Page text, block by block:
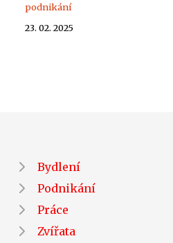
podnikání
23. 02. 2025
Bydlení
Podnikání
Práce
Zvířata